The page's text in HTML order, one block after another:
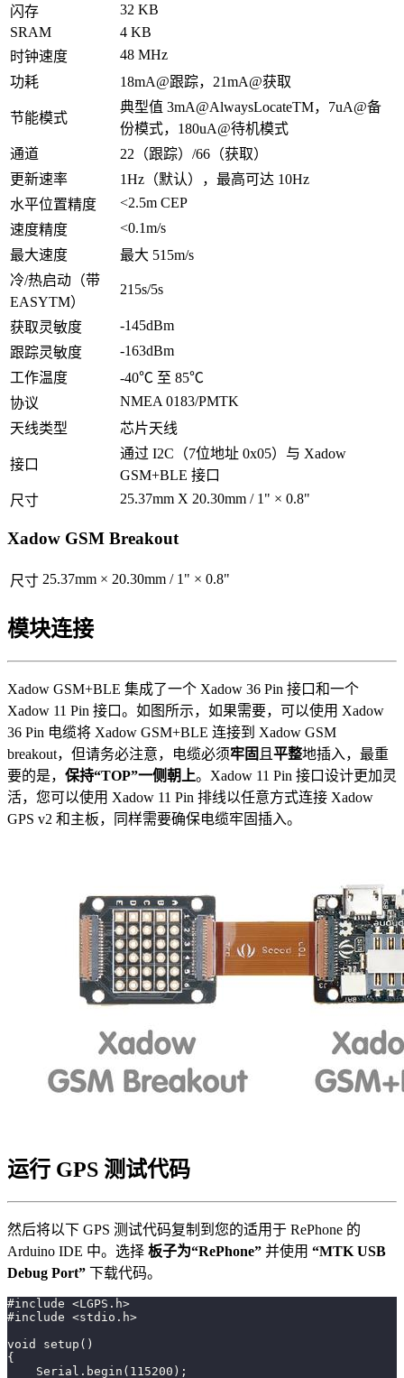
闪存
32 KB
SRAM
4 KB
时钟速度
48 MHz
功耗
18mA@跟踪，21mA@获取
节能模式
典型值 3mA@AlwaysLocateTM，7uA@备
份模式，180uA@待机模式
通道
22（跟踪）/66（获取）
更新速率
1Hz（默认），最高可达 10Hz
水平位置精度
<2.5m CEP
速度精度
<0.1m/s
最大速度
最大 515m/s
冷/热启动（带
EASYTM）
215s/5s
获取灵敏度
-145dBm
跟踪灵敏度
-163dBm
工作温度
-40℃ 至 85℃
协议
NMEA 0183/PMTK
天线类型
芯片天线
接口
通过 I2C（7位地址 0x05）与 Xadow
GSM+BLE 接口
尺寸
25.37mm X 20.30mm / 1" × 0.8"
Xadow GSM Breakout
尺寸 25.37mm × 20.30mm / 1" × 0.8"
模块连接
Xadow GSM+BLE 集成了一个 Xadow 36 Pin 接口和一个
Xadow 11 Pin 接口。如图所示，如果需要，可以使用 Xadow
36 Pin 电缆将 Xadow GSM+BLE 连接到 Xadow GSM
breakout，但请务必注意，电缆必须牢固 且 平整地插入，最重
要的是， 保持“TOP”一侧朝上。Xadow 11 Pin 接口设计更加灵
活，您可以使用 Xadow 11 Pin 排线以任意方式连接 Xadow
GPS v2 和主板，同样需要确保电缆牢固插入。
运行 GPS 测试代码
然后将以下 GPS 测试代码复制到您的适用于 RePhone 的
Arduino IDE 中。选择 板子为“RePhone” 并使用 “MTK USB
Debug Port” 下载代码。
#include <LGPS.h>
#include <stdio.h>
void setup()
{
    Serial.begin(115200);